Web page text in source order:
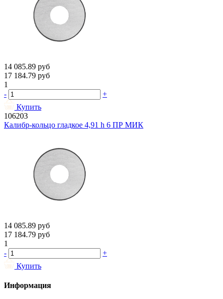
14 085.89 руб
17 184.79 руб
1
-
+
Купить
106203
Калибр-кольцо гладкое 4,91 h 6 ПР МИК
14 085.89 руб
17 184.79 руб
1
-
+
Купить
Информация